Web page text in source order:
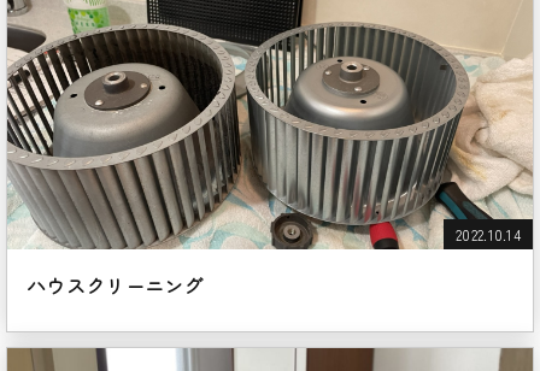
2022.10.14
ハウスクリーニング